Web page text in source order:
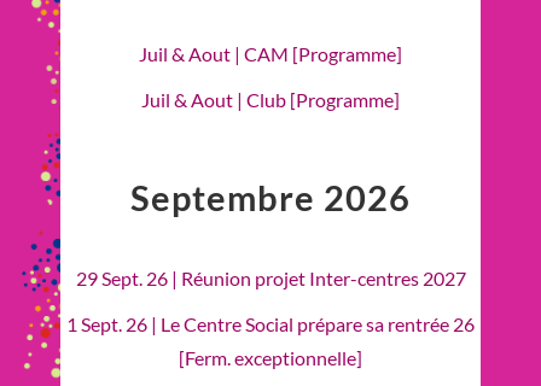
Juil & Aout | CAM [Programme]
Juil & Aout | Club [Programme]
Septembre 2026
29 Sept. 26 | Réunion projet Inter-centres 2027
1 Sept. 26 | Le Centre Social prépare sa rentrée 26
[Ferm. exceptionnelle]